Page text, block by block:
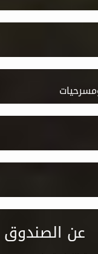
عن الصندوق